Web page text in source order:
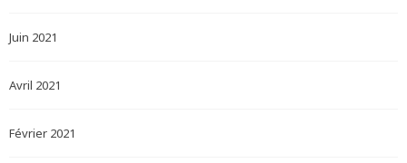
Juin 2021
Avril 2021
Février 2021